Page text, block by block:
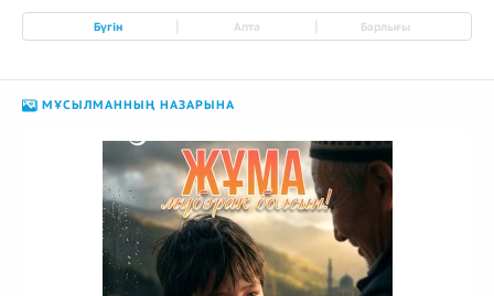
Бүгін Апта Барлығы
МҰСЫЛМАННЫҢ НАЗАРЫНА